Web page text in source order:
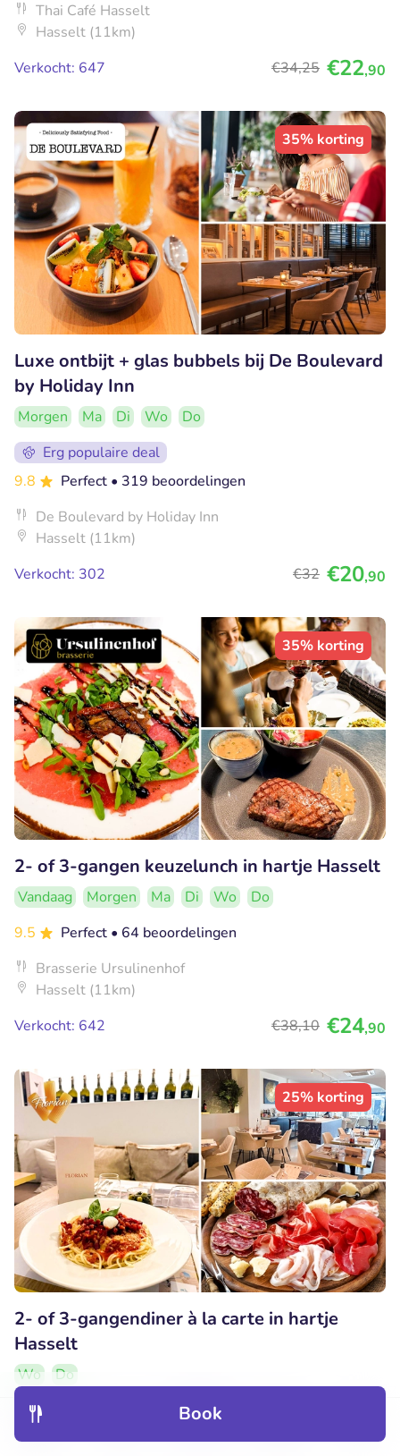
Book
Thai Café Hasselt
Hasselt (11km)
Verkocht: 647
€34,25 €22,90
35% korting
Luxe ontbijt + glas bubbels bij De Boulevard
by Holiday Inn
Morgen Ma Di Wo
Do
Erg populaire deal
9.8
Perfect • 319 beoordelingen
De Boulevard by Holiday Inn
Hasselt (11km)
Verkocht: 302
€32 €20,90
35% korting
2- of 3-gangen keuzelunch in hartje Hasselt
Vandaag Morgen Ma Di Wo
Do
9.5
Perfect • 64 beoordelingen
Brasserie Ursulinenhof
Hasselt (11km)
Verkocht: 642
€38,10 €24,90
25% korting
2- of 3-gangendiner à la carte in hartje
Hasselt
Wo
Do
9.8
• 15 beoordelingen
Florian